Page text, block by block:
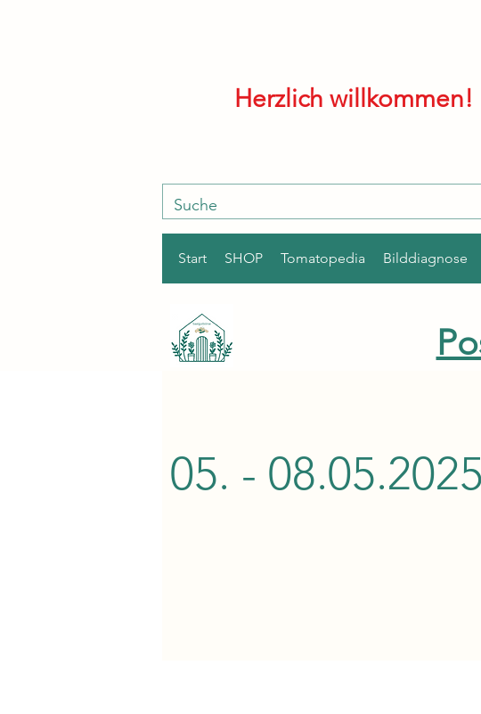
Herzlich willkommen!
Start SHOP Tomatopedia Bilddiagnose
05. - 08.05.2025